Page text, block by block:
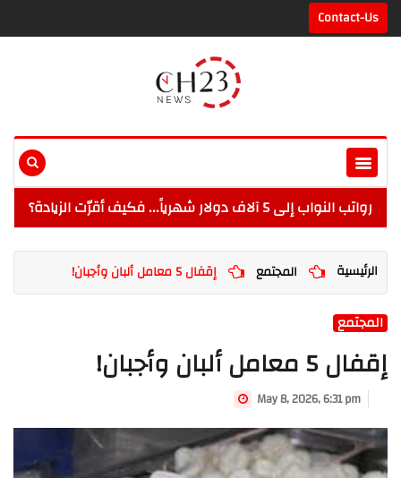
Contact-Us
رواتب النواب إلى 5 آلاف دولار شهرياً... فكيف أقرّت الزيادة؟
الرئيسية المجتمع إقفال 5 معامل ألبان وأجبان!
المجتمع
إقفال 5 معامل ألبان وأجبان!
May 8, 2026, 6:31 pm